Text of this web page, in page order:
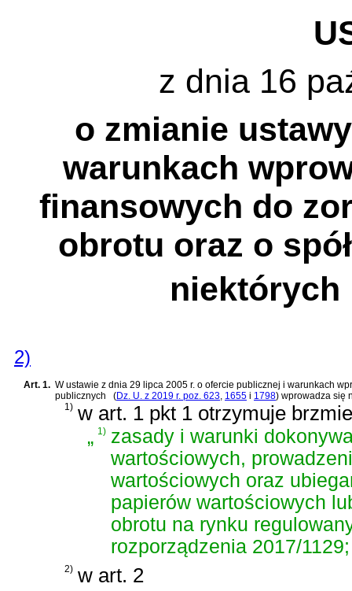
z dnia 16
o zmianie
warunkach
finansowych do
obrotu oraz o
2)
Art. 1. Wustawie z dnia 29 lipca 2005 r. o ofercie publicznej i warunkach
publicznych
(Dz. U. z 2019 r. poz. 623, 1655 i 1798) wprowadza się
1) w art. 1 pkt 1 otrzymuje
„1) zasady i warunki
wartościowych,
wartościowych oraz
papierów wartościowych
obrotu na rynku
rozporządzenia 2017/1129;
2) w art. 2